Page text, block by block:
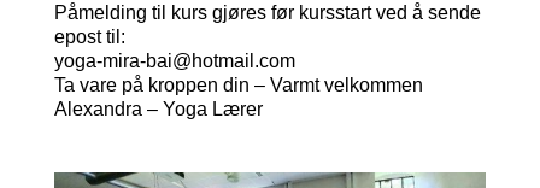
Påmelding til kurs gjøres før kursstart ved å sende
epost til:
yoga-mira-bai@hotmail.com
Ta vare på kroppen din – Varmt velkommen
Alexandra – Yoga Lærer